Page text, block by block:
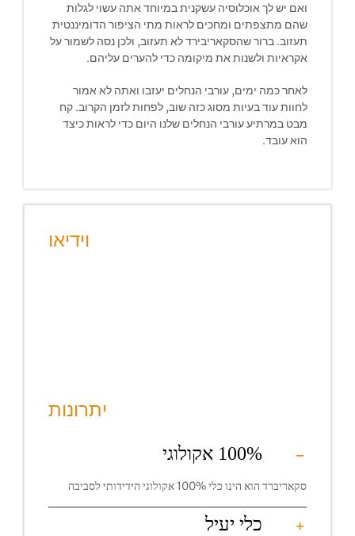
ואם יש לך אוכלוסיה עשקנית במיוחד אתה עשוי לגלות
שהם מתצפתים ומחכים לראות מתי הציפור הדומיננטית
תעזוב. ברור שהסקאריבירד לא תעזוב, ולכן נסה לשמור על
אקראיות ולשנות את מיקומה כדי להערים עליהם.
לאחר כמה ימים, עורבי הנחלים יעזבו ואתה לא אמור
לחוות עוד בעיות מסוג כזה שוב, לפחות לזמן הקרוב. קח
מבט במרתיע עורבי הנחלים שלנו היום כדי לראות כיצד
הוא עובד.
וידיאו
יתרונות
100% אקולוגי
סקאריברד הוא הינו כלי 100% אקולוגי הידידותי לסביבה
כלי יעיל